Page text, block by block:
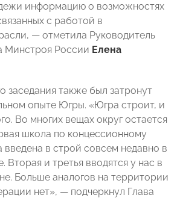
информацию о возможностях
с работой в
— отметила Руководитель
Минстроя России Елена
заседания также был затронут
опыте Югры. «Югра строит, и
Во многих вещах округ остается
школа по концессионному
в строй совсем недавно в
и третья вводятся у нас в
Больше аналогов на территории
нет», — подчеркнул Глава